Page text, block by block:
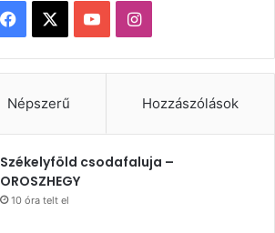
Facebook YouTubeInstagram
Népszerű Hozzászólások
Székelyföld csodafaluja –
OROSZHEGY
10 óra telt el